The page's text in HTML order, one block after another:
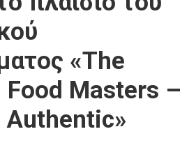
«The
Food Masters –
Authentic»